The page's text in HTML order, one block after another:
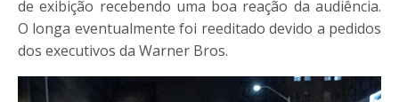
de exibição recebendo uma boa reação da audiência.
O longa eventualmente foi reeditado devido a pedidos
dos executivos da Warner Bros.